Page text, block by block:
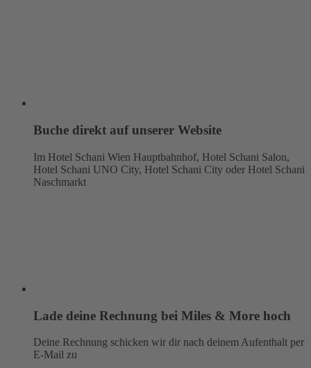
Buche direkt auf unserer Website
Im Hotel Schani Wien Hauptbahnhof, Hotel Schani Salon,
Hotel Schani UNO City, Hotel Schani City oder Hotel Schani
Naschmarkt
Lade deine Rechnung bei Miles & More hoch
Deine Rechnung schicken wir dir nach deinem Aufenthalt per
E-Mail zu